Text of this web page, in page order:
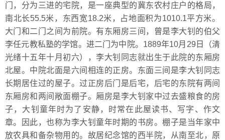
门，分为三进的宅院，是一座典型的冀东农村庄户的格局，
南北长55.5米，东西宽18.2米，占地面积为1010.1平方米。
大门和二门之间为前院。有东厢房三间，曾是李大钊的伯父
李任元教私塾的学馆。进二门为中院。1889年10月29日（清
光绪十五年十月初六），李大钊同志就出生于此院的东厢房
北屋。中院北面是六间相连的正房。东面三间是李大钊同志
长期居住过的屋子。过正房后门是后宅，后宅的东院有两间
东厢房和两间敞面棚子。厢房是李大钊家中过去盛粮食的房
子，大钊童年时为了安静，时常在此屋读书、写字、作文
章。因此，也称为李大钊童年时期的书房。棚子是当年家中
放农具和备杂物用的。故居纪念馆的西半院，从南至北，原